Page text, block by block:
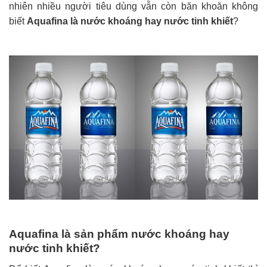
nhiên nhiều người tiêu dùng vẫn còn băn khoăn không
biết Aquafina là nước khoáng hay nước tinh khiết?
Aquafina là sản phẩm nước khoáng hay
nước tinh khiết?